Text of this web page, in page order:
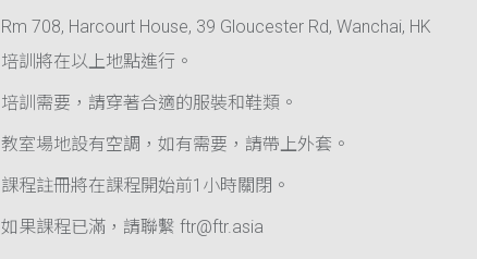
Rm 708, Harcourt House, 39 Gloucester Rd, Wanchai, HK
培訓將在以上地點進行。
培訓需要，請穿著合適的服裝和鞋類。
教室場地設有空調，如有需要，請帶上外套。
課程註冊將在課程開始前1小時關閉。
如果課程已滿，請聯繫 ftr@ftr.asia